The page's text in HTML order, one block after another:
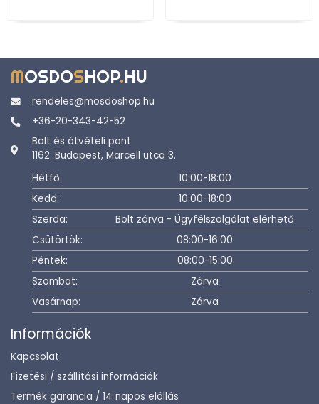
MOSDOSHOP.HU
rendeles@mosdoshop.hu
+36-20-343-42-52
Bolt és átvételi pont
1162. Budapest, Marcell utca 3.
Hétfő:
10:00-18:00
Kedd:
10:00-18:00
Szerda:
Bolt zárva - Ügyfélszolgálat elérhető
Csütörtök:
08:00-16:00
Péntek:
08:00-15:00
Szombat:
Zárva
Vasárnap:
Zárva
Információk
Kapcsolat
Fizetési / szállítási információk
Termék garancia / 14 napos elállás